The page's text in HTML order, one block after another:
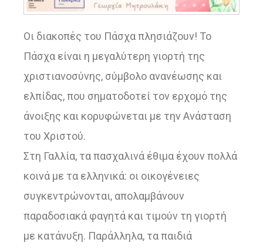
Οι διακοπές του Πάσχα πλησιάζουν! Το
Πάσχα είναι η μεγαλύτερη γιορτή της
χριστιανοσύνης, σύμβολο ανανέωσης και
ελπίδας, που σηματοδοτεί τον ερχομό της
άνοιξης και κορυφώνεται με την Ανάσταση
του Χριστού.
Στη Γαλλία, τα πασχαλινά έθιμα έχουν πολλά
κοινά με τα ελληνικά: οι οικογένειες
συγκεντρώνονται, απολαμβάνουν
παραδοσιακά φαγητά και τιμούν τη γιορτή
με κατάνυξη. Παράλληλα, τα παιδιά